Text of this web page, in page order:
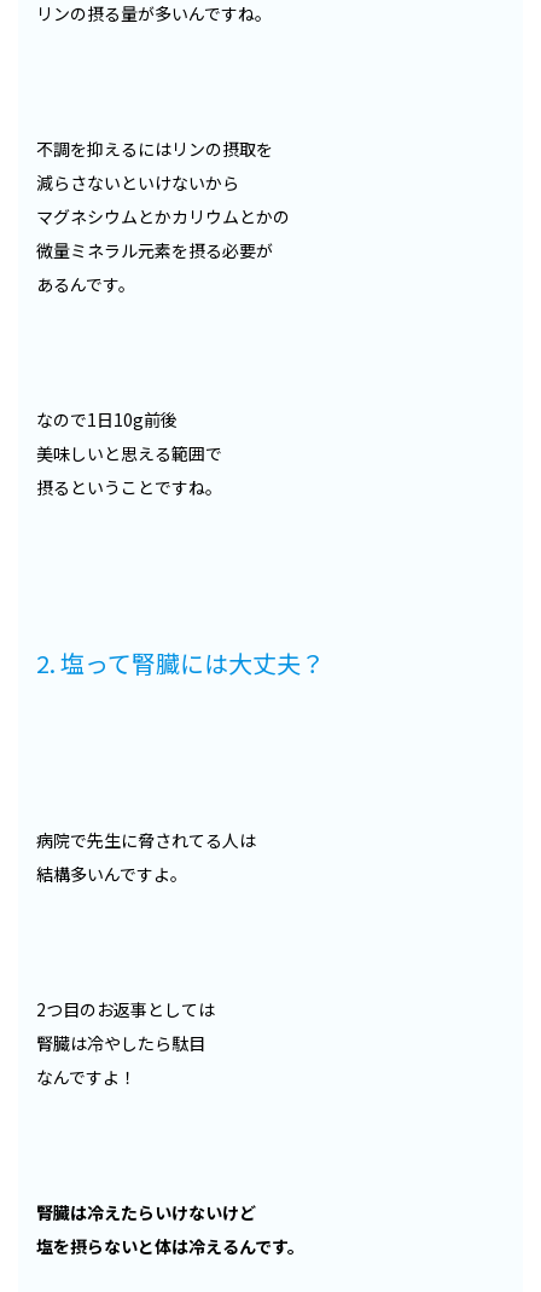
リンの摂る量が多いんですね。
不調を抑えるにはリンの摂取を
減らさないといけないから
マグネシウムとかカリウムとかの
微量ミネラル元素を摂る必要が
あるんです。
なので1日10g前後
美味しいと思える範囲で
摂るということですね。
2. 塩って腎臓には大丈夫？
病院で先生に脅されてる人は
結構多いんですよ。
2つ目のお返事としては
腎臓は冷やしたら駄目
なんですよ！
腎臓は冷えたらいけないけど
塩を摂らないと体は冷えるんです。